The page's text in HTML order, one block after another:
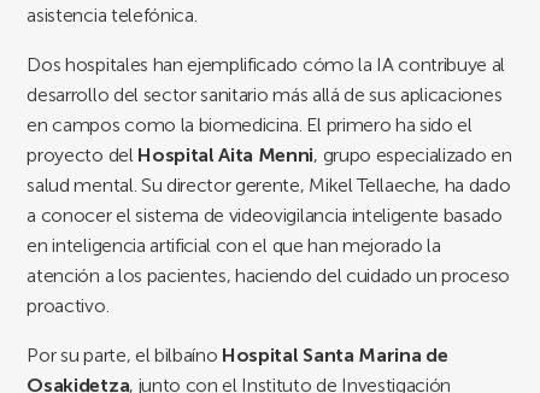
asistencia telefónica.
Dos hospitales han ejemplificado cómo la IA contribuye al
desarrollo del sector sanitario más allá de sus aplicaciones
en campos como la biomedicina. El primero ha sido el
proyecto del Hospital Aita Menni, grupo especializado en
salud mental. Su director gerente, Mikel Tellaeche, ha dado
a conocer el sistema de videovigilancia inteligente basado
en inteligencia artificial con el que han mejorado la
atención a los pacientes, haciendo del cuidado un proceso
proactivo.
Por su parte, el bilbaíno Hospital Santa Marina de
Osakidetza, junto con el Instituto de Investigación